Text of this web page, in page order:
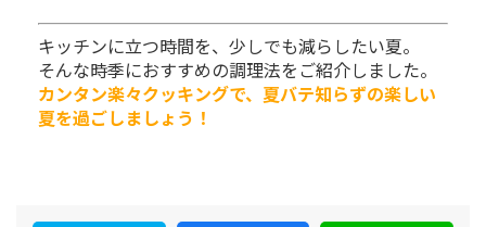
キッチンに立つ時間を、少しでも減らしたい夏。
そんな時季におすすめの調理法をご紹介しました。
カンタン楽々クッキングで、夏バテ知らずの楽しい
夏を過ごしましょう！